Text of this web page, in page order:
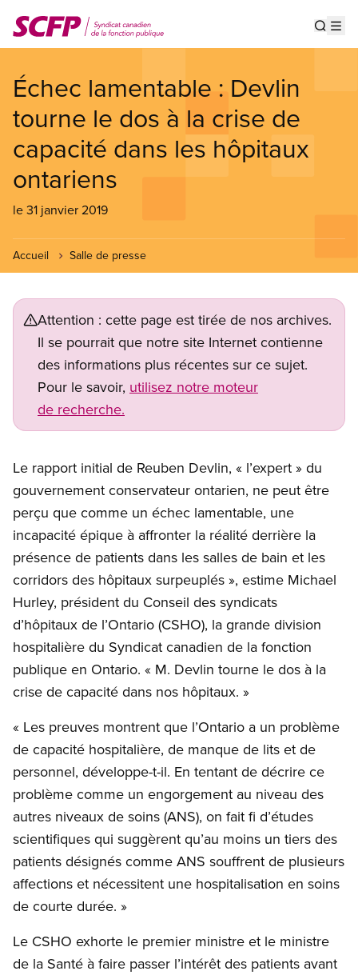
au
contenu
Échec lamentable : Devlin
tourne le dos à la crise de
capacité dans les hôpitaux
ontariens
le 31 janvier 2019
Accueil Salle de presse
Attention : cette page est tirée de nos archives.
Il se pourrait que notre site Internet contienne
des informations plus récentes sur ce sujet.
Pour le savoir, utilisez notre moteur
de recherche.
Le rapport initial de Reuben Devlin, « l’expert » du
gouvernement conservateur ontarien, ne peut être
perçu que comme un échec lamentable, une
incapacité épique à affronter la réalité derrière la
présence de patients dans les salles de bain et les
corridors des hôpitaux surpeuplés », estime Michael
Hurley, président du Conseil des syndicats
d’hôpitaux de l’Ontario (CSHO), la grande division
hospitalière du Syndicat canadien de la fonction
publique en Ontario. « M. Devlin tourne le dos à la
crise de capacité dans nos hôpitaux. »
« Les preuves montrent que l’Ontario a un problème
de capacité hospitalière, de manque de lits et de
personnel, développe-t-il. En tentant de décrire ce
problème comme un engorgement au niveau des
autres niveaux de soins (ANS), on fait fi d’études
scientifiques qui suggèrent qu’au moins un tiers des
patients désignés comme ANS souffrent de plusieurs
affections et nécessitent une hospitalisation en soins
de courte durée. »
Le CSHO exhorte le premier ministre et le ministre
de la Santé à faire passer l’intérêt des patients avant